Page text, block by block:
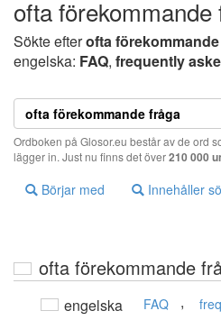
ofta förekommande
Sökte efterofta
engelska: FAQ, frequently
Ordboken på Glosor.eu består av de ord
lägger in. Just nu finns det över210 000
Börjar med Innehåller
ofta förekommande
engelska FAQ ,